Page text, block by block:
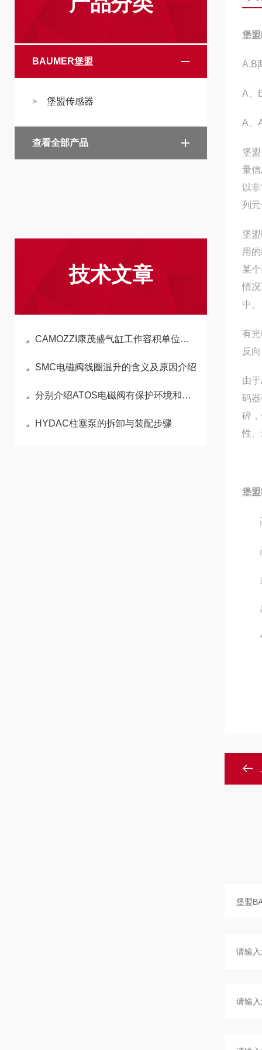
BAUMER堡盟
堡盟传感器
查看全部产品
技术文章
CAMOZZI康茂盛气缸工作容积单位揭秘
SMC电磁阀线圈温升的含义及原因介绍
分别介绍ATOS电磁阀有保护环境和节约能源的作用
HYDAC柱塞泵的拆卸与装配步骤
堡
A.B
A、
A、
堡
量
以
列
堡
用
某
情
中。
有
反
由
码
碎
性
堡